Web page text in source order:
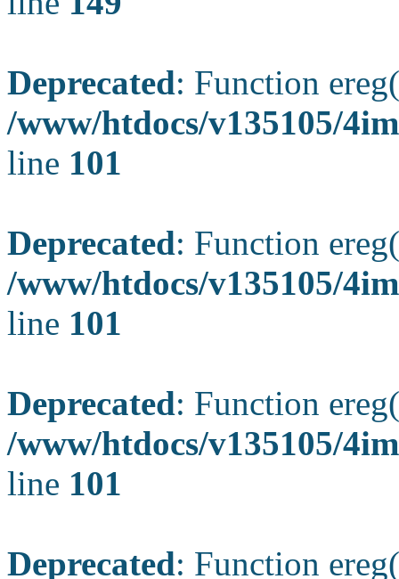
Deprecated: Function
/www/htdocs/v135105/
line 101
Deprecated: Function
/www/htdocs/v135105/
line 101
Deprecated: Function
/www/htdocs/v135105/
line 101
Deprecated: Function